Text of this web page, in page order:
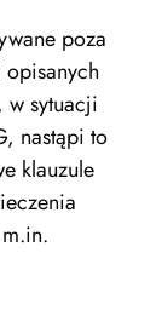
poza
w sytuacji
nastąpi to
klauzule